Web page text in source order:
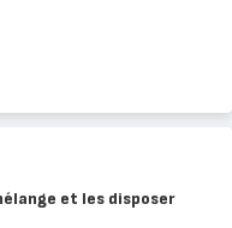
et les disposer